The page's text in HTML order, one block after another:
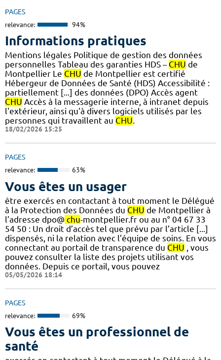
PAGES
relevance: 94%
Informations pratiques
Mentions légales Politique de gestion des données
personnelles Tableau des garanties HDS – CHU de
Montpellier Le CHU de Montpellier est certifié
Hébergeur de Données de Santé (HDS) Accessibilité :
partiellement [...] des données (DPO) Accès agent
CHU Accès à la messagerie interne, à intranet depuis
l'extérieur, ainsi qu'à divers logiciels utilisés par les
personnes qui travaillent au CHU.
18/02/2026 15:25
PAGES
relevance: 63%
Vous êtes un usager
être exercés en contactant à tout moment le Délégué
à la Protection des Données du CHU de Montpellier à
l’adresse dpo@ chu-montpellier.fr ou au n° 04 67 33
54 50 : Un droit d’accès tel que prévu par l’article [...]
dispensés, ni la relation avec l’équipe de soins. En vous
connectant au portail de transparence du CHU , vous
pouvez consulter la liste des projets utilisant vos
données. Depuis ce portail, vous pouvez
05/05/2026 18:14
PAGES
relevance: 69%
Vous êtes un professionnel de
santé